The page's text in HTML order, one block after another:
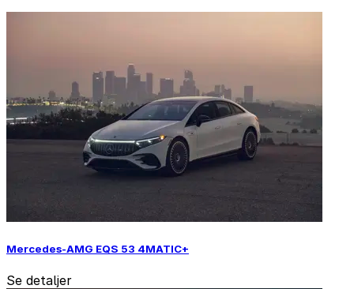
Mercedes-AMG EQS 53 4MATIC+
Se detaljer